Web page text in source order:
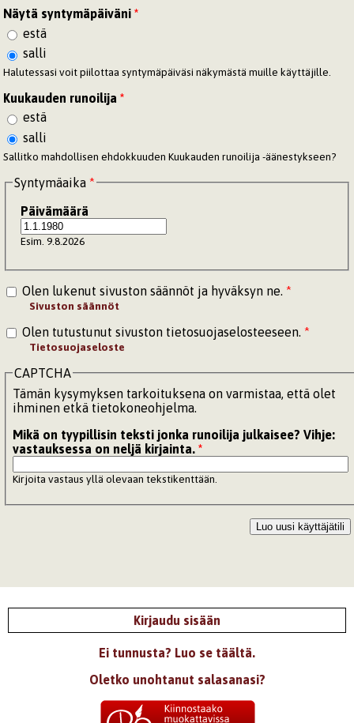
Näytä syntymäpäiväni*
estä
salli
Halutessasi voit piilottaa syntymäpäiväsi näkymästä muille käyttäjille.
Kuukauden runoilija*
estä
salli
Sallitko mahdollisen ehdokkuuden Kuukauden runoilija -äänestykseen?
Syntymäaika *
Päivämäärä
Esim. 9.8.2026
Olen lukenut sivuston säännöt ja hyväksyn ne. *
Sivuston säännöt
Olen tutustunut sivuston tietosuojaselosteeseen. *
Tietosuojaseloste
CAPTCHA
Tämän kysymyksen tarkoituksena on varmistaa, että olet
ihminen etkä tietokoneohjelma.
Mikä on tyypillisin teksti jonka runoilija julkaisee? Vihje:
vastauksessa on neljä kirjainta.*
Kirjoita vastaus yllä olevaan tekstikenttään.
Kirjaudu sisään
Ei tunnusta? Luo se täältä.
Oletko unohtanut salasanasi?